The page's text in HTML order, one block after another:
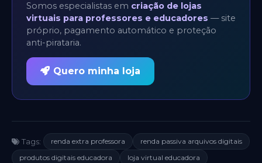
Somos especialistas em criação de lojas
virtuais para professores e educadores — site
próprio, pagamento automático e proteção
anti-pirataria.
Quero minha loja
Tags: renda extra professora
renda passiva arquivos digitais
produtos digitais educadora
loja virtual educadora